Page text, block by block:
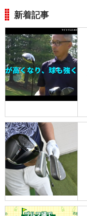
新着記事